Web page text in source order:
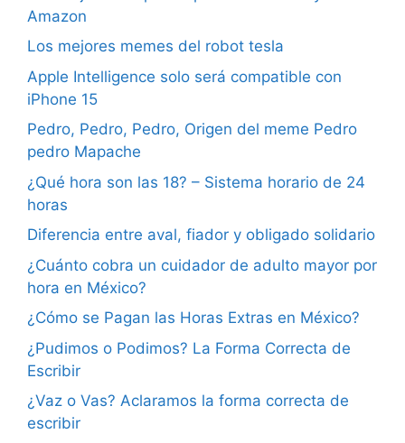
Amazon
Los mejores memes del robot tesla
Apple Intelligence solo será compatible con
iPhone 15
Pedro, Pedro, Pedro, Origen del meme Pedro
pedro Mapache
¿Qué hora son las 18? – Sistema horario de 24
horas
Diferencia entre aval, fiador y obligado solidario
¿Cuánto cobra un cuidador de adulto mayor por
hora en México?
¿Cómo se Pagan las Horas Extras en México?
¿Pudimos o Podimos? La Forma Correcta de
Escribir
¿Vaz o Vas? Aclaramos la forma correcta de
escribir